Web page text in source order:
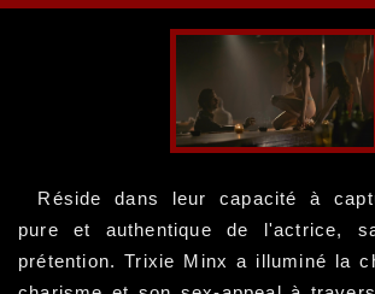
Réside dans leur capacité à
pure et authentique de l'actrice,
prétention. Trixie Minx a illuminé la